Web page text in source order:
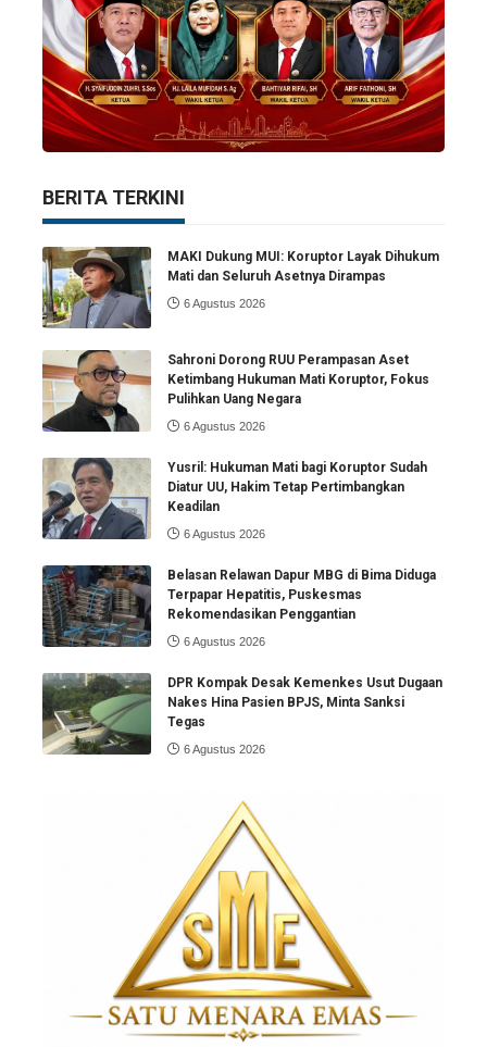
BERITA TERKINI
MAKI Dukung MUI: Koruptor Layak Dihukum
Mati dan Seluruh Asetnya Dirampas
6 Agustus 2026
Sahroni Dorong RUU Perampasan Aset
Ketimbang Hukuman Mati Koruptor, Fokus
Pulihkan Uang Negara
6 Agustus 2026
Yusril: Hukuman Mati bagi Koruptor Sudah
Diatur UU, Hakim Tetap Pertimbangkan
Keadilan
6 Agustus 2026
Belasan Relawan Dapur MBG di Bima Diduga
Terpapar Hepatitis, Puskesmas
Rekomendasikan Penggantian
6 Agustus 2026
DPR Kompak Desak Kemenkes Usut Dugaan
Nakes Hina Pasien BPJS, Minta Sanksi
Tegas
6 Agustus 2026